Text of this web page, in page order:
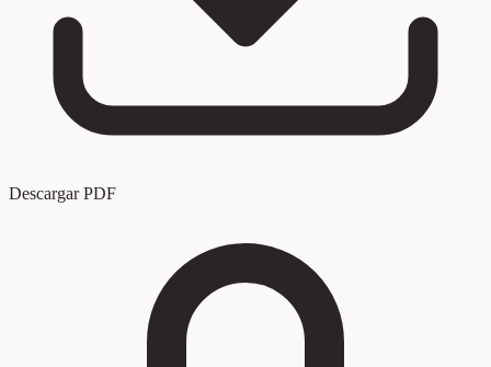
Descargar PDF